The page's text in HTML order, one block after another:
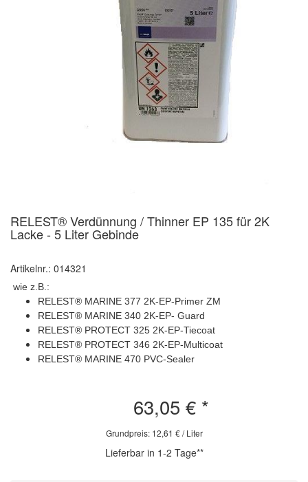
RELEST® Verdünnung / Thinner EP 135 für 2K
Lacke - 5 Liter Gebinde
Artikelnr.: 014321
wie z.B.:
RELEST® MARINE 377 2K-EP-Primer ZM
RELEST® MARINE 340 2K-EP- Guard
RELEST® PROTECT 325 2K-EP-Tiecoat
RELEST® PROTECT 346 2K-EP-Multicoat
RELEST® MARINE 470 PVC-Sealer
63,05 € *
Grundpreis: 12,61 € / Liter
Lieferbar in 1-2 Tage**